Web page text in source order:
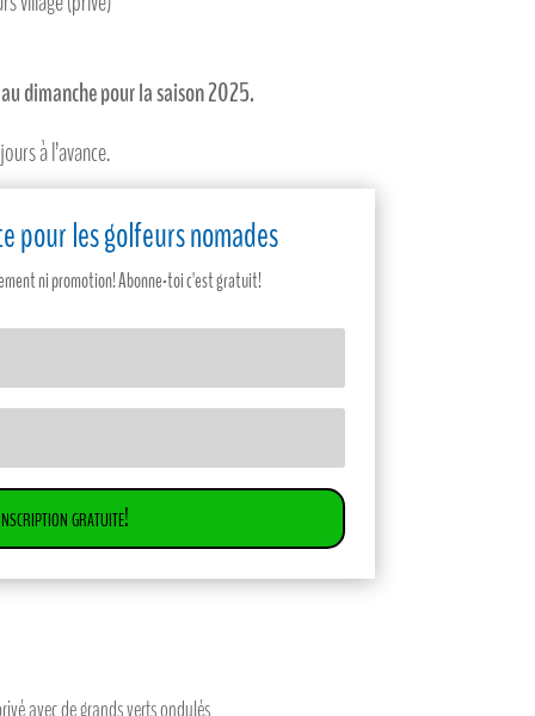
dimanche pour la saison 2025.
à l’avance.
pour les golfeurs nomades
ni promotion! Abonne-toi c'est gratuit!
gratuite!